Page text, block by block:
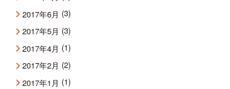
2017年6月 (3)
2017年5月 (3)
2017年4月 (1)
2017年2月 (2)
2017年1月 (1)